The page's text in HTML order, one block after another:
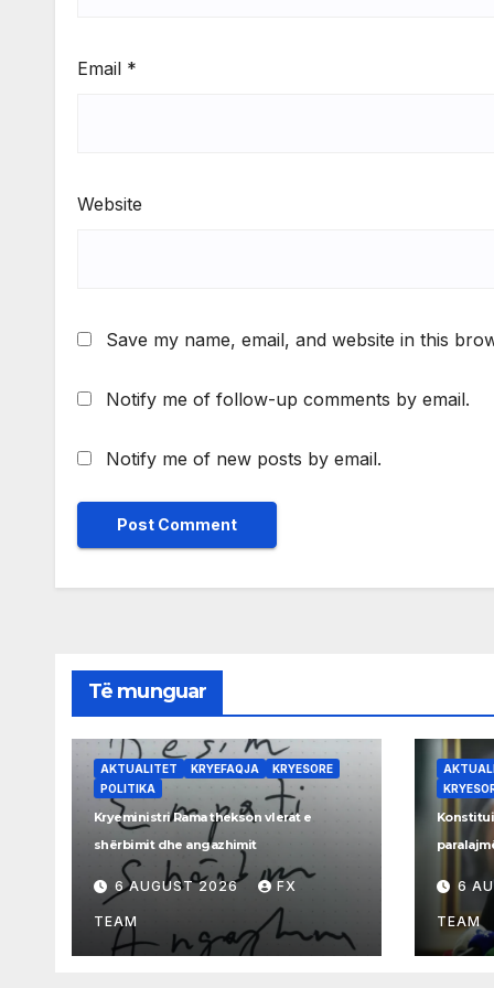
Email *
Website
Save my name, email, and website in this
Notify me of follow-up comments by email.
Notify me of new posts by email.
Të munguar
AKTUALITET KRYEFAQJA
KRYESORE
POLITIKA
Kryeministri Rama thekson vlerat e
shërbimit dhe angazhimit
6 AUGUST 2026 FX
TEAM
6
TEAM